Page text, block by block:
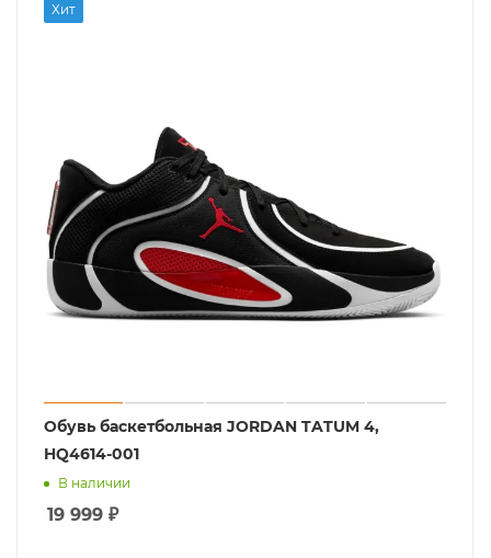
Хит
Обувь баскетбольная JORDAN TATUM 4,
HQ4614-001
В наличии
19 999 ₽